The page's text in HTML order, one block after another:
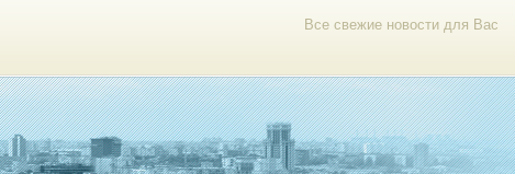
Все свежие новости для Вас